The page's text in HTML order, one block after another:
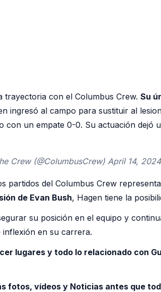
con el Columbus Crew. Su
ingresó al campo para sustituir al
un empate 0-0. Su actuación
Crew (@ColumbusCrew) April 14, 2024
partidos del Columbus Crew
de Evan Bush, Hagen tiene la
su posición en el equipo y
en su carrera.
lugares y todo lo relacionado con
fotos, vídeos y Noticias antes que